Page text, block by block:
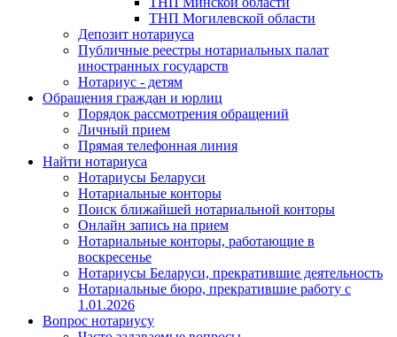
ТНП Могилевской области
Депозит нотариуса
Публичные реестры нотариальных палат
иностранных государств
Нотариус - детям
Обращения граждан и юрлиц
Порядок рассмотрения обращений
Личный прием
Прямая телефонная линия
Найти нотариуса
Нотариусы Беларуси
Нотариальные конторы
Поиск ближайшей нотариальной конторы
Онлайн запись на прием
Нотариальные конторы, работающие в
воскресенье
Нотариусы Беларуси, прекратившие деятельность
Нотариальные бюро, прекратившие работу с
1.01.2026
Вопрос нотариусу